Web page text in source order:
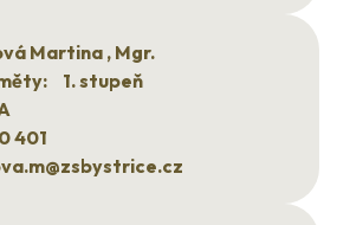
Martina , Mgr.
1. stupeň
401